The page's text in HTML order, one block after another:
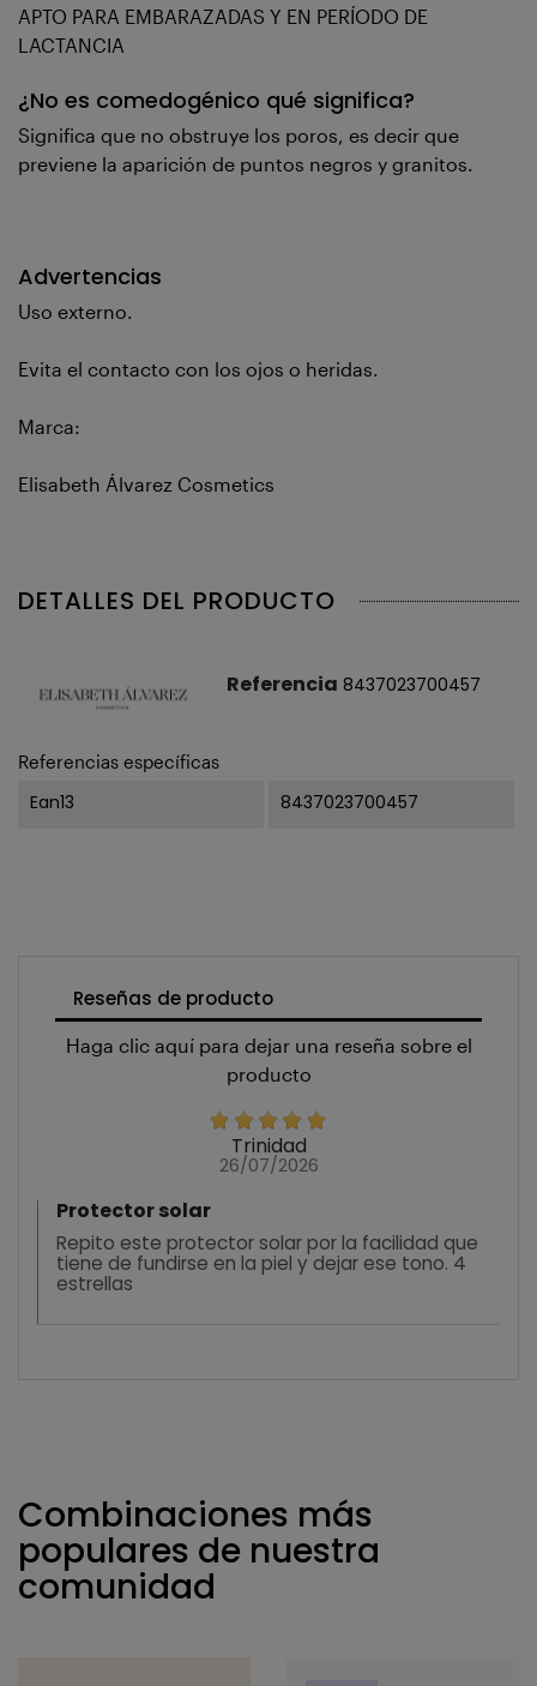
APTO PARA EMBARAZADAS Y EN PERÍODO DE
LACTANCIA
¿No es comedogénico qué significa?
Significa que no obstruye los poros, es decir que
previene la aparición de puntos negros y granitos.
Advertencias
Uso externo.
Evita el contacto con los ojos o heridas.
Marca:
Elisabeth Álvarez Cosmetics
DETALLES DEL PRODUCTO
Referencia 8437023700457
Referencias específicas
Ean13 8437023700457
Reseñas de producto
Haga clic aquí para dejar una reseña sobre el
producto
Trinidad
26/07/2026
Protector solar
Repito este protector solar por la facilidad que
tiene de fundirse en la piel y dejar ese tono. 4
estrellas
Combinaciones más
populares de nuestra
comunidad